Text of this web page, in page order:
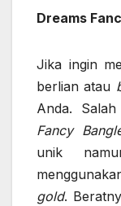
Dreams
Jika ingin
berlian atau
Anda.
Fancy
unik
gold.